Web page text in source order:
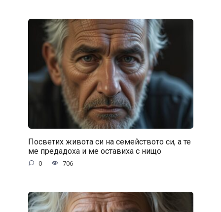
Посветих живота си на семейството си, а те
ме предадоха и ме оставиха с нищо
0 706